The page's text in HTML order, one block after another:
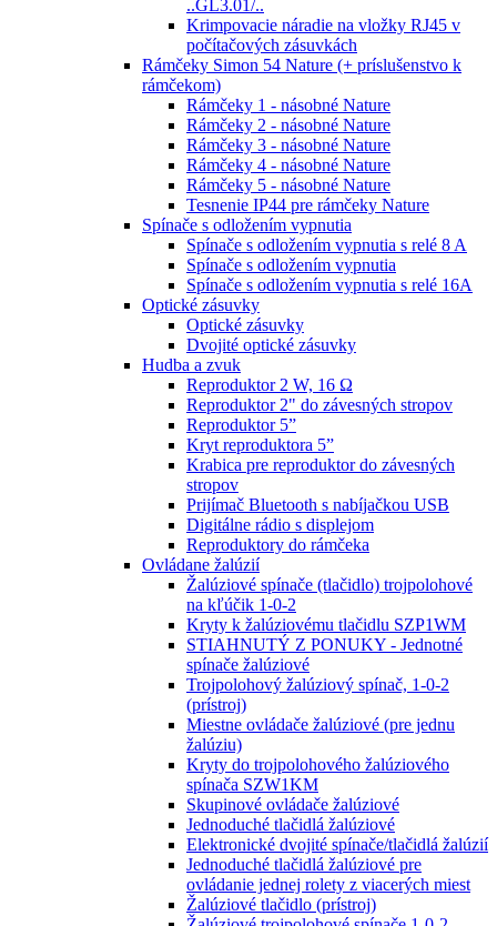
..GL3.01/..
Krimpovacie náradie na vložky RJ45 v
počítačových zásuvkách
Rámčeky Simon 54 Nature (+ príslušenstvo k
rámčekom)
Rámčeky 1 - násobné Nature
Rámčeky 2 - násobné Nature
Rámčeky 3 - násobné Nature
Rámčeky 4 - násobné Nature
Rámčeky 5 - násobné Nature
Tesnenie IP44 pre rámčeky Nature
Spínače s odložením vypnutia
Spínače s odložením vypnutia s relé 8 A
Spínače s odložením vypnutia
Spínače s odložením vypnutia s relé 16A
Optické zásuvky
Optické zásuvky
Dvojité optické zásuvky
Hudba a zvuk
Reproduktor 2 W, 16 Ω
Reproduktor 2" do závesných stropov
Reproduktor 5”
Kryt reproduktora 5”
Krabica pre reproduktor do závesných
stropov
Prijímač Bluetooth s nabíjačkou USB
Digitálne rádio s displejom
Reproduktory do rámčeka
Ovládane žalúzií
Žalúziové spínače (tlačidlo) trojpolohové
na kľúčik 1-0-2
Kryty k žalúziovému tlačidlu SZP1WM
STIAHNUTÝ Z PONUKY - Jednotné
spínače žalúziové
Trojpolohový žalúziový spínač, 1-0-2
(prístroj)
Miestne ovládače žalúziové (pre jednu
žalúziu)
Kryty do trojpolohového žalúziového
spínača SZW1KM
Skupinové ovládače žalúziové
Jednoduché tlačidlá žalúziové
Elektronické dvojité spínače/tlačidlá žalúzií
Jednoduché tlačidlá žalúziové pre
ovládanie jednej rolety z viacerých miest
Žalúziové tlačidlo (prístroj)